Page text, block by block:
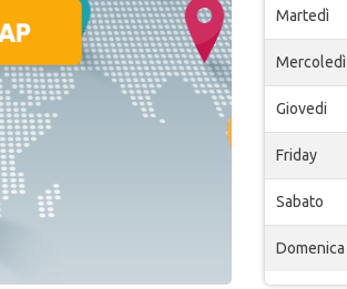
Martedì
Mercoledì
Giovedi
Friday
Sabato
Domenica